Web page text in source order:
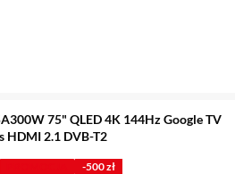
75" QLED 4K 144Hz Google TV
HDMI 2.1 DVB-T2
-500 zł